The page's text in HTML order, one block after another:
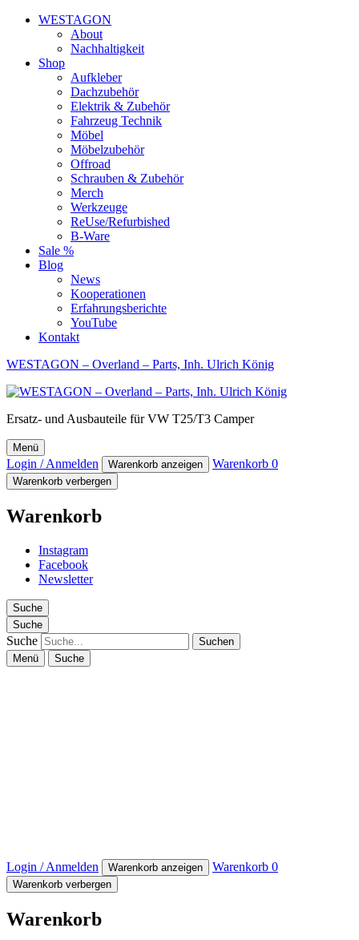
WESTAGON
About
Nachhaltigkeit
Shop
Aufkleber
Dachzubehör
Elektrik & Zubehör
Fahrzeug Technik
Möbel
Möbelzubehör
Offroad
Schrauben & Zubehör
Merch
Werkzeuge
ReUse/Refurbished
B-Ware
Sale %
Blog
News
Kooperationen
Erfahrungsberichte
YouTube
Kontakt
WESTAGON – Overland – Parts, Inh. Ulrich König
Ersatz- und Ausbauteile für VW T25/T3 Camper
Menü
Login / Anmelden Warenkorb anzeigen Warenkorb 0
Warenkorb verbergen
Warenkorb
Instagram
Facebook
Newsletter
Suche
Suche
Suche
Menü Suche
Login / Anmelden Warenkorb anzeigen Warenkorb 0
Warenkorb verbergen
Warenkorb